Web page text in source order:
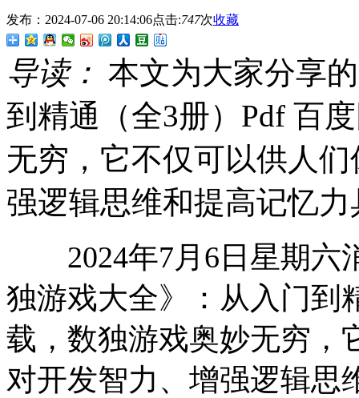
发布：2024-07-06 20:14:06点击:747次收藏
导读： 本文为大家分享
到精通（全3册）Pdf 百
无穷，它不仅可以供人
强逻辑思维和提高记忆
2024年7月6日星期六
独游戏大全》：从入门到
载，数独游戏奥妙无穷，
对开发智力、增强逻辑思